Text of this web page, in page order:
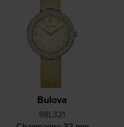
Bulova
98L321